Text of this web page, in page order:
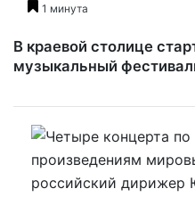
1 минута
В краевой столице
музыкальный